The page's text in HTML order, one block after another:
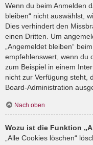
Wenn du beim Anmelden
bleiben“ nicht auswählst,
Dies verhindert den
einen Dritten. Um
„Angemeldet bleiben“
empfehlenswert, wenn du
zum Beispiel in einem
nicht zur Verfügung steht,
Board-Administration
Nach oben
Wozu ist die Funktion
„Alle Cookies löschen“